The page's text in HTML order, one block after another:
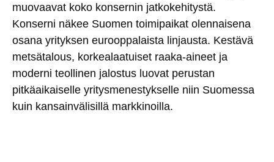
muovaavat koko konsernin jatkokehitystä.
Konserni näkee Suomen toimipaikat olennaisena
osana yrityksen eurooppalaista linjausta. Kestävä
metsätalous, korkealaatuiset raaka-aineet ja
moderni teollinen jalostus luovat perustan
pitkäaikaiselle yritysmenestykselle niin Suomessa
kuin kansainvälisillä markkinoilla.